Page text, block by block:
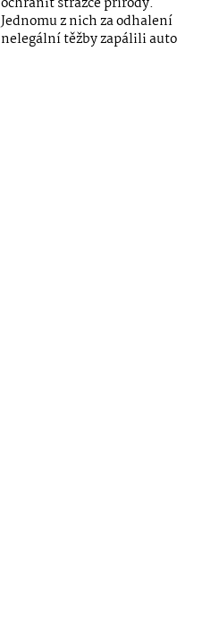
Jednomu z nich za odhalení
nelegální těžby zapálili auto